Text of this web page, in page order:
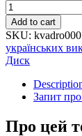
Add to cart
SKU:
українських
Диск
Запит
Про цей